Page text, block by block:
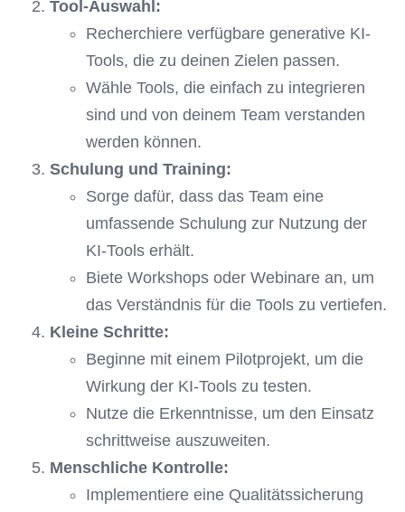
Tool-Auswahl:
Recherchiere verfügbare generative KI-
Tools, die zu deinen Zielen passen.
Wähle Tools, die einfach zu integrieren
sind und von deinem Team verstanden
werden können.
Schulung und Training:
Sorge dafür, dass das Team eine
umfassende Schulung zur Nutzung der
KI-Tools erhält.
Biete Workshops oder Webinare an, um
das Verständnis für die Tools zu vertiefen.
Kleine Schritte:
Beginne mit einem Pilotprojekt, um die
Wirkung der KI-Tools zu testen.
Nutze die Erkenntnisse, um den Einsatz
schrittweise auszuweiten.
Menschliche Kontrolle:
Implementiere eine Qualitätssicherung